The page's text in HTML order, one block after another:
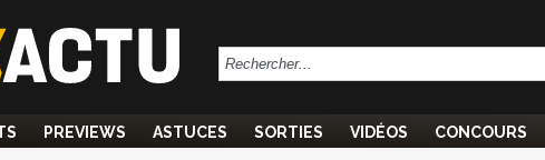
PREVIEWS ASTUCES SORTIES VIDÉOS CONCOURS